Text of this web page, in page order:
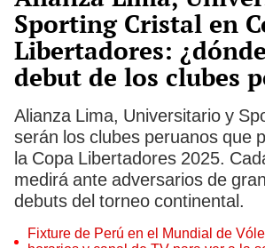
Sporting Cristal en
Libertadores:
debut de los clubes
Alianza Lima, Universitario y
serán los clubes peruanos que
la Copa Libertadores 2025.
medirá ante adversarios de
debuts del torneo continental.
Fixture de Perú en el Mundial de